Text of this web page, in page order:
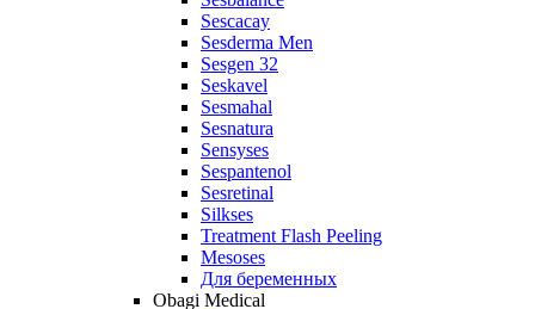
Sescacay
Sesderma Men
Sesgen 32
Seskavel
Sesmahal
Sesnatura
Sensyses
Sespantenol
Sesretinal
Silkses
Treatment Flash Peeling
Mesoses
Для беременных
Obagi Medical